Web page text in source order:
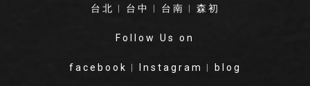
台北 ︱ 台中 ︱ 台南 ︱ 森初
Follow Us on
facebook ︱ Instagram ︱ blog